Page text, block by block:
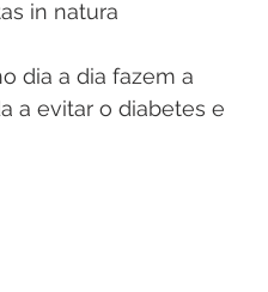
in natura
dia a dia fazem a
a evitar o diabetes e